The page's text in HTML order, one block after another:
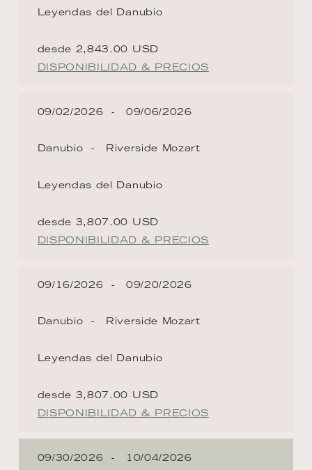
Leyendas del Danubio
desde 2,843.00 USD
DISPONIBILIDAD & PRECIOS
09/02/2026 09/06/2026
Danubio Riverside Mozart
Leyendas del Danubio
desde 3,807.00 USD
DISPONIBILIDAD & PRECIOS
09/16/2026 09/20/2026
Danubio Riverside Mozart
Leyendas del Danubio
desde 3,807.00 USD
DISPONIBILIDAD & PRECIOS
09/30/2026 10/04/2026